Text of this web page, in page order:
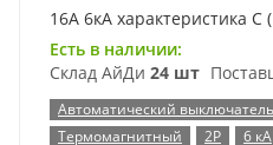
16А 6кА характеристика C
Есть в наличии:
Склад АйДи 24 шт
Автоматический выключатель
Термомагнитный
2P 6 кА